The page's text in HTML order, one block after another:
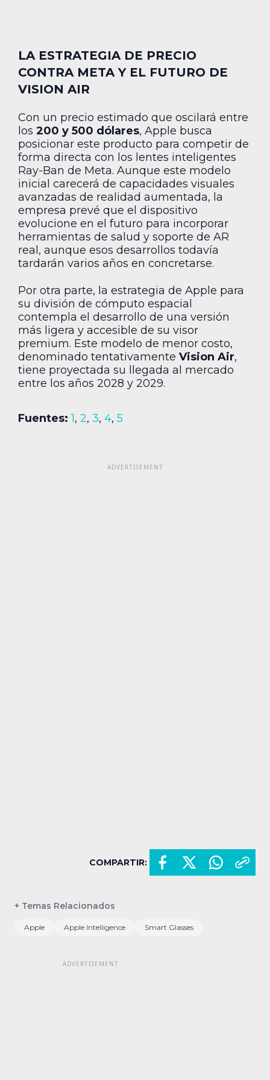
LA ESTRATEGIA DE PRECIO
CONTRA META Y EL FUTURO DE
VISION AIR
Con un precio estimado que oscilará entre
los 200 y 500 dólares, Apple busca
posicionar este producto para competir de
forma directa con los lentes inteligentes
Ray-Ban de Meta. Aunque este modelo
inicial carecerá de capacidades visuales
avanzadas de realidad aumentada, la
empresa prevé que el dispositivo
evolucione en el futuro para incorporar
herramientas de salud y soporte de AR
real, aunque esos desarrollos todavía
tardarán varios años en concretarse.
Por otra parte, la estrategia de Apple para
su división de cómputo espacial
contempla el desarrollo de una versión
más ligera y accesible de su visor
premium. Este modelo de menor costo,
denominado tentativamente Vision Air,
tiene proyectada su llegada al mercado
entre los años 2028 y 2029.
Fuentes: 1, 2, 3, 4, 5
COMPARTIR:
+ Temas Relacionados
Apple Apple Intelligence Smart Glasses